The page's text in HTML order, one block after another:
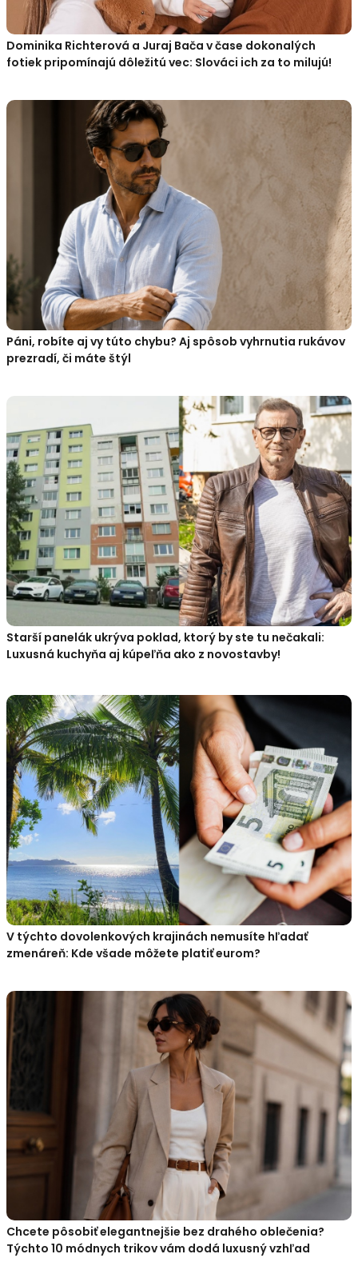
Dominika Richterová a Juraj Bača v čase dokonalých
fotiek pripomínajú dôležitú vec: Slováci ich za to milujú!
Páni, robíte aj vy túto chybu? Aj spôsob vyhrnutia rukávov
prezradí, či máte štýl
Starší panelák ukrýva poklad, ktorý by ste tu nečakali:
Luxusná kuchyňa aj kúpeľňa ako z novostavby!
V týchto dovolenkových krajinách nemusíte hľadať
zmenáreň: Kde všade môžete platiť eurom?
Chcete pôsobiť elegantnejšie bez drahého oblečenia?
Týchto 10 módnych trikov vám dodá luxusný vzhľad